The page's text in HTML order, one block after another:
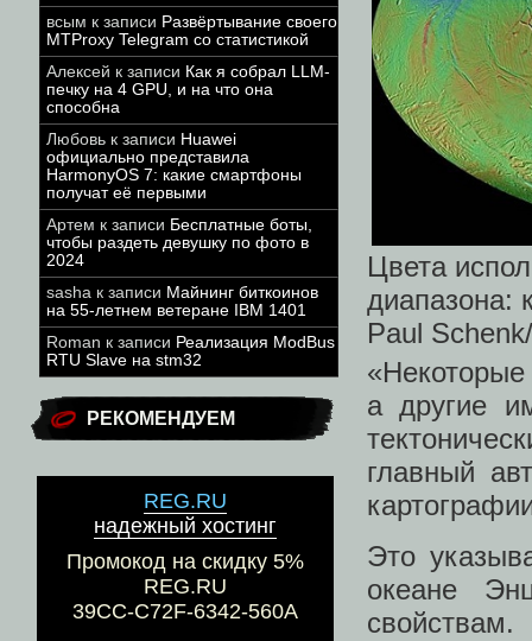
всым к записи Развёртывание своего
MTProxy Telegram со статистикой
Алексей к записи Как я собрал LLM-
печку на 4 GPU, и на что она
способна
Любовь к записи Huawei
официально представила
HarmonyOS 7: какие смартфоны
получат её первыми
Артем к записи Бесплатные боты,
чтобы раздеть девушку по фото в
2024
sasha к записи Майнинг биткоинов
на 55-летнем ветеране IBM 1401
Roman к записи Реализация ModBus
RTU Slave на stm32
РЕКОМЕНДУЕМ
REG.RU
надежный хостинг
Промокод на скидку 5%
REG.RU
39CC-C72F-6342-560A
Цвета
диапазона:
Paul
а другие
главный
Это
океане
свойствам.